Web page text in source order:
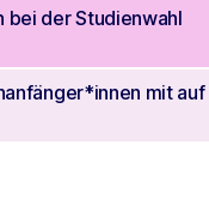
bei der Studienwahl
mit auf